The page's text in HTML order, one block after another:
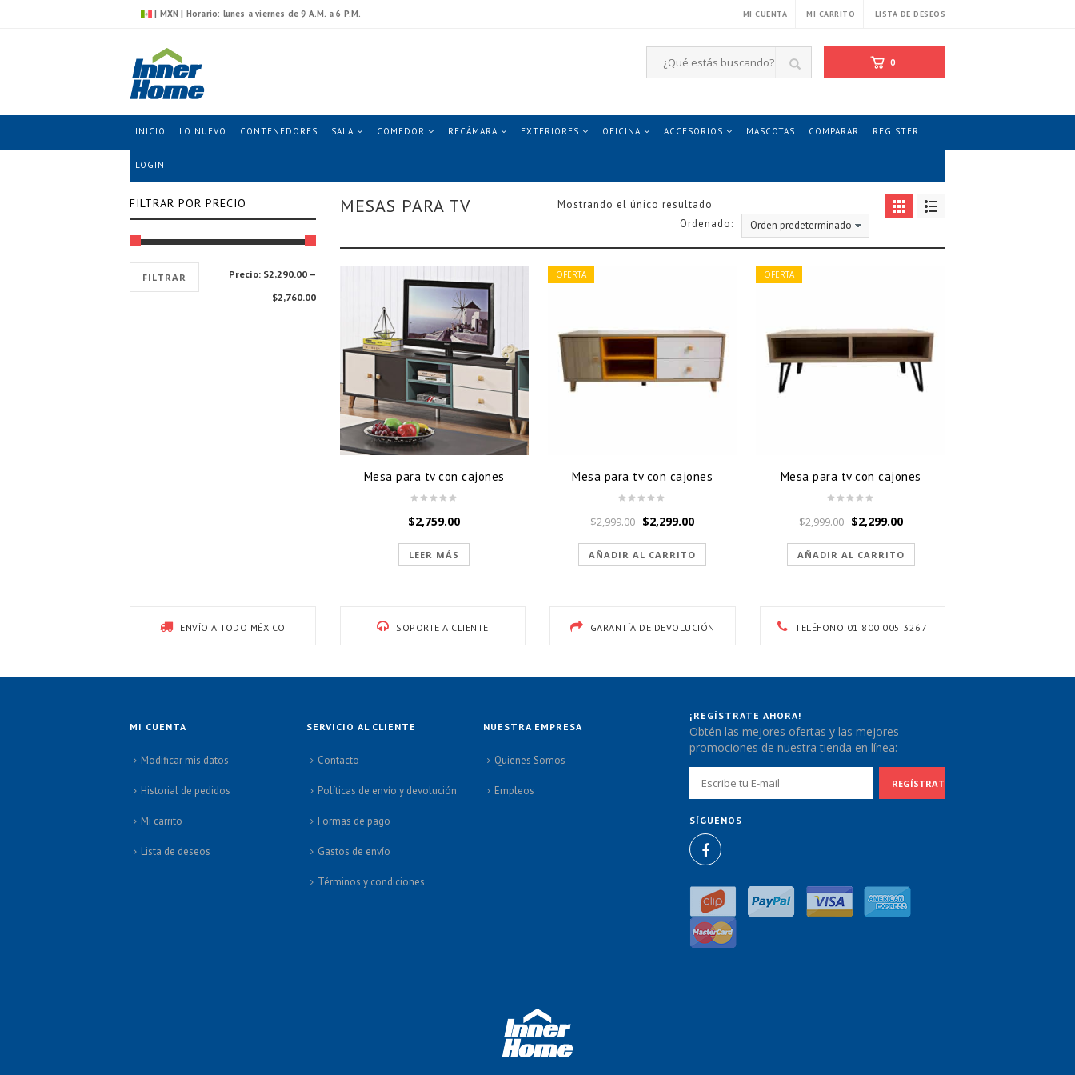
| MXN | Horario: lunes a viernes de 9 A.M. a 6 P.M. MI CUENTA MI CARRITO LISTA DE DESEOS
0
INICIO LO NUEVO CONTENEDORES SALA COMEDOR RECÁMARA EXTERIORES OFICINA ACCESORIOS MASCOTAS COMPARAR REGISTER
LOGIN
Inicio ⁄
FILTRAR POR PRECIO
Precio
mínimo
Precio
máximo
FILTRAR Precio: $2,290.00—
$2,760.00
MESAS PARA TV
Mostrando el único resultado
Ordenado:
Mesa para tv con cajones
$2,759.00
LEER MÁS
OFERTA
Mesa para tv con cajones
$2,999.00 El
original
era:
$2,299.00El
actual
es:
AÑADIR AL CARRITO
OFERTA
Mesa para tv con cajones
$2,999.00 El
original
era:
$2,299.00El
actual
es:
AÑADIR AL CARRITO
ENVÍO A TODO MÉXICO SOPORTE A CLIENTE GARANTÍA DE DEVOLUCIÓN TELÉFONO 01 800 005 3267
MI CUENTA
Modificar mis datos
Historial de pedidos
Mi carrito
Lista de deseos
SERVICIO AL CLIENTE
Contacto
Políticas de envío y devolución
Formas de pago
Gastos de envío
Términos y condiciones
NUESTRA EMPRESA
Quienes Somos
Empleos
¡REGÍSTRATE AHORA!
Obtén las mejores ofertas y las mejores
promociones de nuestra tienda en línea:
SÍGUENOS